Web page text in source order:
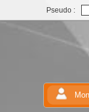
Pseudo :